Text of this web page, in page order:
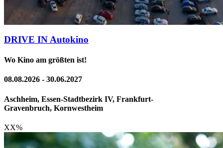
DRIVE IN Autokino
Wo Kino am größten ist!
08.08.2026 - 30.06.2027
Aschheim, Essen-Stadtbezirk IV, Frankfurt-
Gravenbruch, Kornwestheim
XX%